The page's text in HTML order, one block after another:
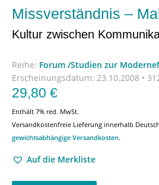
Missverständnis –
Kultur zwischen
Reihe: Forum /Studien zur
Erscheinungsdatum: 23.10.2008 •
29,80 €
Enthält 7% red. MwSt.
Versandkostenfreie Lieferung innerhalb
gewichtsabhängige Versandkosten.
Auf die Merkliste